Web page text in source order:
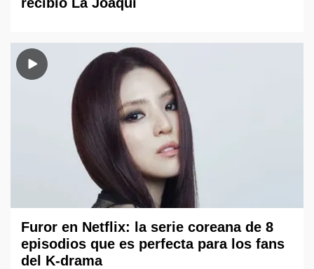
Furor en Netflix: la serie coreana de 8
episodios que es perfecta para los fans
del K-drama